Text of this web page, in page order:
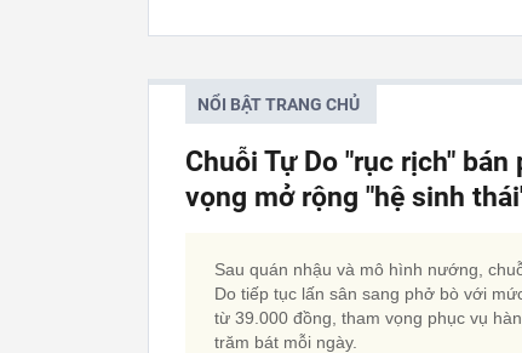
NỔI BẬT TRANG CHỦ
Chuỗi Tự Do "rục rịch"
vọng mở rộng "hệ sinh
Sau quán nhậu và mô hình nướng,
Do tiếp tục lấn sân sang phở bò với
từ 39.000 đồng, tham vọng phục vụ
trăm bát mỗi ngày.